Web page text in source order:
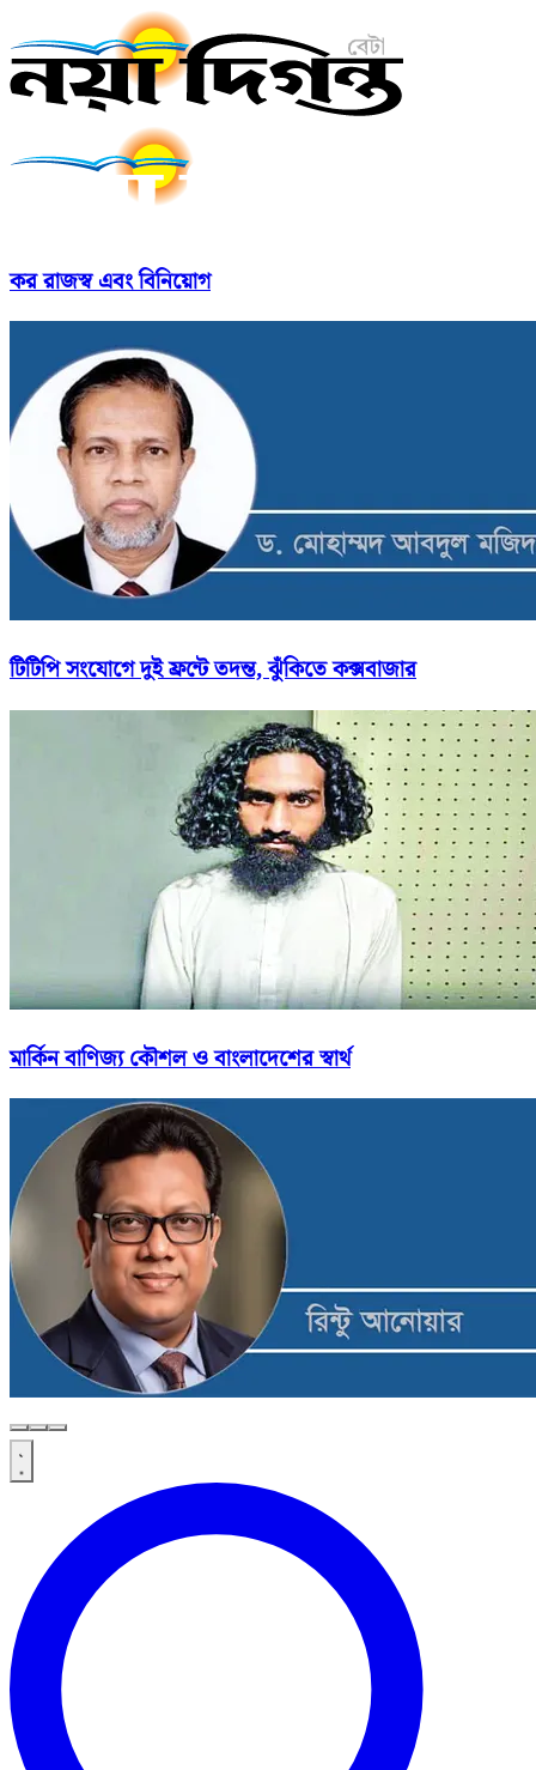
কর রাজস্ব এবং বিনিয়োগ
টিটিপি সংযোগে দুই ফ্রন্টে তদন্ত, ঝুঁকিতে কক্সবাজার
মার্কিন বাণিজ্য কৌশল ও বাংলাদেশের স্বার্থ